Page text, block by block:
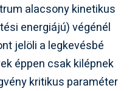
alacsony kinetikus
energiájú) végénél
jelöli a legkevésbé
éppen csak kilépnek
kritikus paraméter